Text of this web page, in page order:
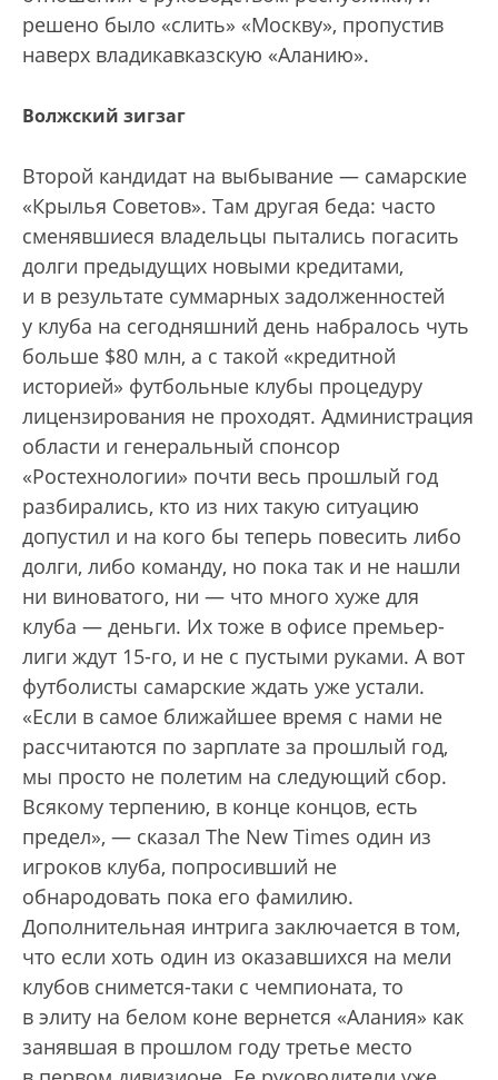
решено было «слить» «Москву», пропустив
наверх владикавказскую «Аланию».
Волжский зигзаг
Второй кандидат на выбывание — самарские
«Крылья Советов». Там другая беда: часто
сменявшиеся владельцы пытались погасить
долги предыдущих новыми кредитами,
и в результате суммарных задолженностей
у клуба на сегодняшний день набралось чуть
больше $80 млн, а с такой «кредитной
историей» футбольные клубы процедуру
лицензирования не проходят. Администрация
области и генеральный спонсор
«Ростехнологии» почти весь прошлый год
разбирались, кто из них такую ситуацию
допустил и на кого бы теперь повесить либо
долги, либо команду, но пока так и не нашли
ни виноватого, ни — что много хуже для
клуба — деньги. Их тоже в офисе премьер-
лиги ждут 15-го, и не с пустыми руками. А вот
футболисты самарские ждать уже устали.
«Если в самое ближайшее время с нами не
рассчитаются по зарплате за прошлый год,
мы просто не полетим на следующий сбор.
Всякому терпению, в конце концов, есть
предел», — сказал The New Times один из
игроков клуба, попросивший не
обнародовать пока его фамилию.
Дополнительная интрига заключается в том,
что если хоть один из оказавшихся на мели
клубов снимется-таки с чемпионата, то
в элиту на белом коне вернется «Алания» как
занявшая в прошлом году третье место